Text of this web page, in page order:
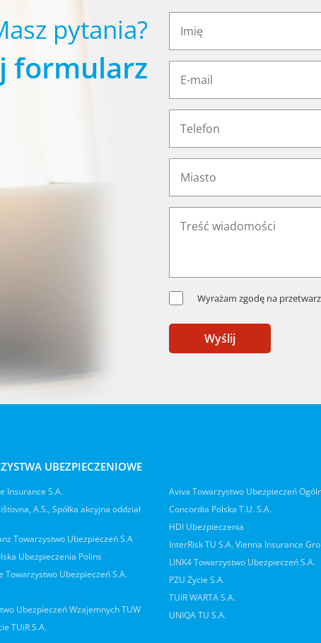
pytania?
formularz
Wyrażam zgodę na
Wyślij
UBEZPIECZENIOWE
Insurance S.A.
A.S., Spółka akcyjna oddział
Towarzystwo Ubezpieczeń S.A
Ubezpieczenia Polins
Towarzystwo Ubezpieczeń S.A.
Ubezpieczeń Wzajemnych TUW
TUiR S.A.
Aviva Towarzystwo Ubezpieczeń
Concordia Polska T.U. S.A.
HDI Ubezpieczenia
InterRisk TU S.A. Vienna Insurance
LINK4 Towarzystwo Ubezpieczeń S.A.
PZU Życie S.A.
TUiR WARTA S.A.
UNIQA TU S.A.